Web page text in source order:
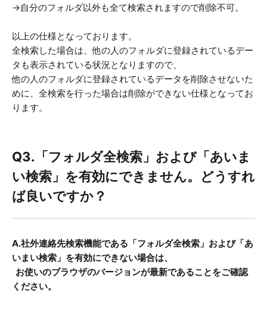
→自分のフォルダ以外も全て検索されますので削除不可。
以上の仕様となっております。
全検索した場合は、他の人のフォルダに登録されているデー
タも表示されている状況となりますので、
他の人のフォルダに登録されているデータを削除させないた
めに、全検索を行った場合は削除ができない仕様となってお
ります。
Q3.「フォルダ全検索」および「あいま
い検索」を有効にできません。どうすれ
ば良いですか？
A.社外連絡先検索機能である「フォルダ全検索」および「あ
いまい検索」を有効にできない場合は、
お使いのブラウザのバージョンが最新であることをご確認
ください。